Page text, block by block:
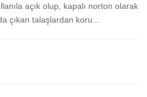
açık olup, kapalı norton olarak
çıkan talaşlardan koru...